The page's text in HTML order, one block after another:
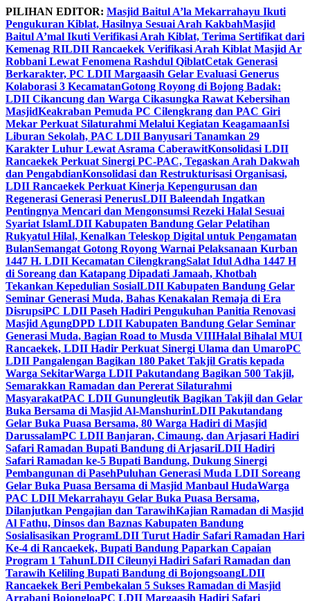
Skip
to
content
PILIHAN EDITOR: Masjid Baitul A’la Mekarrahayu Ikuti
Pengukuran Kiblat, Hasilnya Sesuai Arah KakbahMasjid
Baitul A’mal Ikuti Verifikasi Arah Kiblat, Terima Sertifikat dari
Kemenag RILDII Rancaekek Verifikasi Arah Kiblat Masjid Ar
Robbani Lewat Fenomena Rashdul QiblatCetak Generasi
Berkarakter, PC LDII Margaasih Gelar Evaluasi Generus
Kolaborasi 3 KecamatanGotong Royong di Bojong Badak:
LDII Cikancung dan Warga Cikasungka Rawat Kebersihan
MasjidKeakraban Pemuda PC Cilengkrang dan PAC Giri
Mekar Perkuat Silaturahmi Melalui Kegiatan KeagamaanIsi
Liburan Sekolah, PAC LDII Banyusari Tanamkan 29
Karakter Luhur Lewat Asrama CaberawitKonsolidasi LDII
Rancaekek Perkuat Sinergi PC-PAC, Tegaskan Arah Dakwah
dan PengabdianKonsolidasi dan Restrukturisasi Organisasi,
LDII Rancaekek Perkuat Kinerja Kepengurusan dan
Regenerasi Generasi PenerusLDII Baleendah Ingatkan
Pentingnya Mencari dan Mengonsumsi Rezeki Halal Sesuai
Syariat IslamLDII Kabupaten Bandung Gelar Pelatihan
Rukyatul Hilal, Kenalkan Teleskop Digital untuk Pengamatan
BulanSemangat Gotong Royong Warnai Pelaksanaan Kurban
1447 H. LDII Kecamatan CilengkrangSalat Idul Adha 1447 H
di Soreang dan Katapang Dipadati Jamaah, Khotbah
Tekankan Kepedulian SosialLDII Kabupaten Bandung Gelar
Seminar Generasi Muda, Bahas Kenakalan Remaja di Era
DisrupsiPC LDII Paseh Hadiri Pengukuhan Panitia Renovasi
Masjid AgungDPD LDII Kabupaten Bandung Gelar Seminar
Generasi Muda, Bagian Road to Musda VIIIHalal Bihalal MUI
Rancaekek, LDII Hadir Perkuat Sinergi Ulama dan UmaroPC
LDII Pangalengan Bagikan 180 Paket Takjil Gratis kepada
Warga SekitarWarga LDII Pakutandang Bagikan 500 Takjil,
Semarakkan Ramadan dan Pererat Silaturahmi
MasyarakatPAC LDII Gunungleutik Bagikan Takjil dan Gelar
Buka Bersama di Masjid Al-ManshurinLDII Pakutandang
Gelar Buka Puasa Bersama, 80 Warga Hadiri di Masjid
DarussalamPC LDII Banjaran, Cimaung, dan Arjasari Hadiri
Safari Ramadan Bupati Bandung di ArjasariLDII Hadiri
Safari Ramadan ke-5 Bupati Bandung, Dukung Sinergi
Pembangunan di PasehPuluhan Generasi Muda LDII Soreang
Gelar Buka Puasa Bersama di Masjid Manbaul HudaWarga
PAC LDII Mekarrahayu Gelar Buka Puasa Bersama,
Dilanjutkan Pengajian dan TarawihKajian Ramadan di Masjid
Al Fathu, Dinsos dan Baznas Kabupaten Bandung
Sosialisasikan ProgramLDII Turut Hadir Safari Ramadan Hari
Ke-4 di Rancaekek, Bupati Bandung Paparkan Capaian
Program 1 TahunLDII Cileunyi Hadiri Safari Ramadan dan
Tarawih Keliling Bupati Bandung di BojongsoangLDII
Rancaekek Beri Pembekalan 5 Sukses Ramadan di Masjid
Arrabani BojongloaPC LDII Margaasih Hadiri Safari